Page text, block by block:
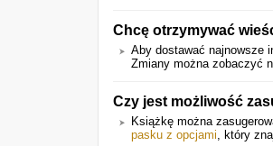
Chcę otrzymywać
Aby dostawać najnowsze
Zmiany można zobaczyć
Czy jest możliwość
Książkę można
pasku z opcjami, który